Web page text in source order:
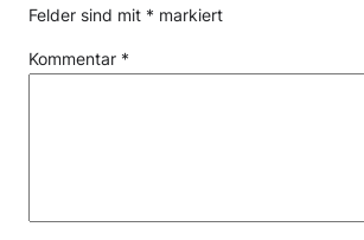
Felder sind mit * markiert
Kommentar *